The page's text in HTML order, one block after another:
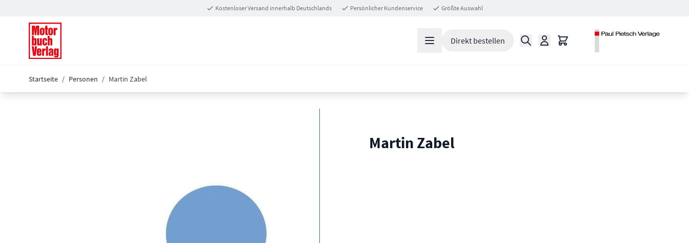
Kostenloser Versand innerhalb Deutschlands Persönlicher Kundenservice Größte Auswahl
Direkt bestellen Suche Warenkorb
Startseite / Personen / Martin Zabel
Martin Zabel